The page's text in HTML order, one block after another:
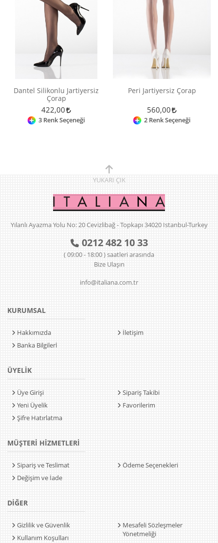
Dantel Silikonlu Jartiyersiz
Çorap
422,00
3 Renk Seçeneği
Peri Jartiyersiz Çorap
560,00
2 Renk Seçeneği
YUKARI ÇIK
Yılanlı Ayazma Yolu No: 20 Cevizlibağ - Topkapı 34020 Istanbul-Turkey
0212 482 10 33
( 09:00 - 18:00 ) saatleri arasında
Bize Ulaşın
info@italiana.com.tr
KURUMSAL
Hakkımızda
Banka Bilgilerİ
İletişim
ÜYELİK
Üye Girişi
Yeni Üyelik
Şifre Hatırlatma
Sipariş Takibi
Favorilerim
MÜŞTERİ HİZMETLERİ
Sipariş ve Teslimat
Değişim ve İade
Ödeme Seçenekleri
DİĞER
Gizlilik ve Güvenlik
Kullanım Koşulları
Mesafeli Sözleşmeler
Yönetmeliği